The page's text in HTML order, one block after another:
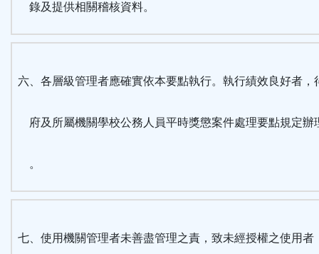
錄及提供相關稽核資料。
六、各層級管理者應確實依本要點執行。執行績效良好者，
府及所屬機關學校公務人員平時獎懲案件處理要點規定辦
。
七、使用機關管理者未善盡管理之責，致未經授權之使用者